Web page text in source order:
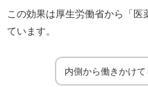
この効果は厚生労働省から「
ています。
内側から働きかけ